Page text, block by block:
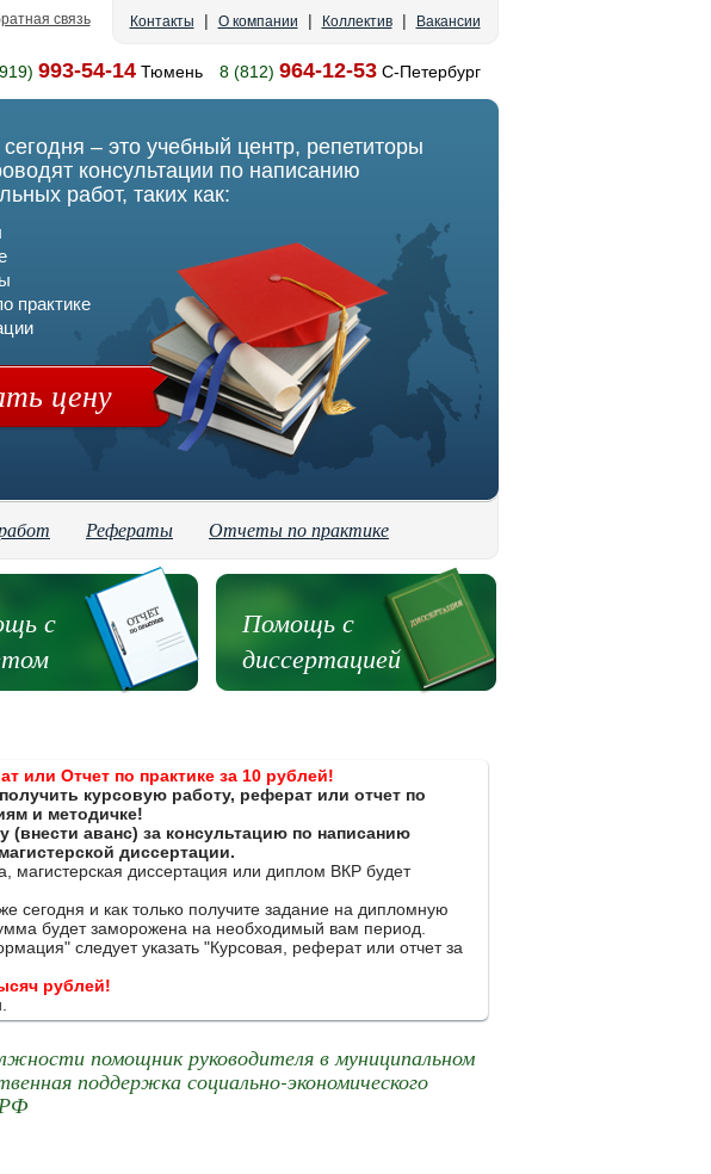
Контакты | О компании | Коллектив| Вакансии
связь
993-54-14Тюмень 8 (812) 964-12-53С-Петербург
– это учебный центр, репетиторы
консультации по написанию
работ, таких как:
практике
цену
Рефераты Отчеты по практике
с
Помощь с
диссертацией
или Отчет по практике за 10 рублей!
курсовую работу, реферат или отчет по
и методичке!
(внести аванс) за консультацию по написанию
диссертации.
магистерская диссертация или диплом ВКР будет
сегодня и как только получите задание на дипломную
будет заморожена на необходимый вам период.
следует указать "Курсовая, реферат или отчет за
рублей!
помощник руководителя в муниципальном
поддержка социально-экономического
РФ